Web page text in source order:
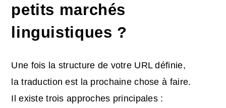
petits marchés
linguistiques ?
Une fois la structure de votre URL définie,
la traduction est la prochaine chose à faire.
Il existe trois approches principales :